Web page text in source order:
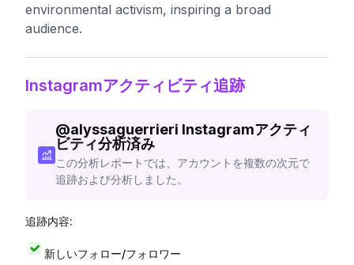
environmental activism, inspiring a broad
audience.
Instagramアクティビティ追跡
@alyssaguerrieri Instagramアクティ
ビティ分析済み
この分析レポートでは、アカウントを複数の次元で
追跡および分析しました。
追跡内容:
新しいフォロー/フォロワー